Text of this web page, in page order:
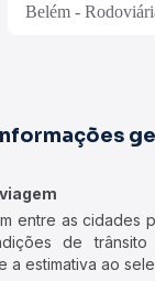
Belém -
entre as cidades
de
a estimativa ao